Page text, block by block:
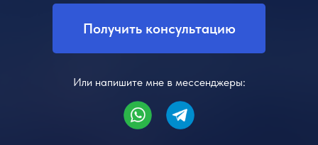
Или напишите мне в мессенджеры:
Получить консультацию